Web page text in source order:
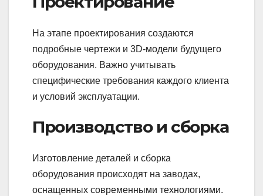
На этапе проектирования создаются
подробные чертежи и 3D-модели будущего
оборудования. Важно учитывать
специфические требования каждого клиента
и условий эксплуатации.
Производство и сборка
Изготовление деталей и сборка
оборудования происходят на заводах,
оснащенных современными технологиями.